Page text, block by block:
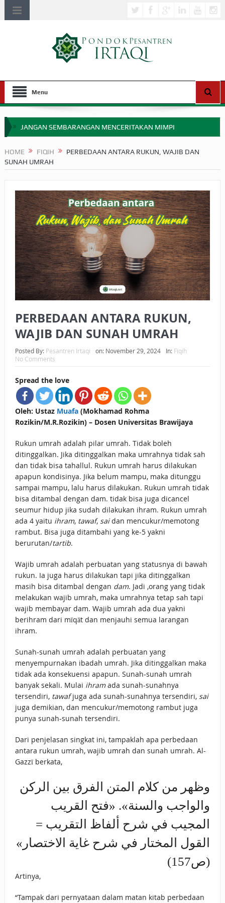
Menu
JANGAN SEMBARANGAN MENCERITAKAN MIMPI
MIMPI YANG DIABAIKAN MENJELANG PERANG BADAR
SEBELUM TIBA SAAT WAJIB?
HAKIKAT NIKMAT DI DUNIA!
BAGAIMANA CARA MEMBAYAR ZAKAT UANG?
UANG HARAM BISA MENJADI HALAL JIKA SEBAB
KEPEMILIKANNYA BERUBAH
ISTIDLAL BATIL VS ISTIDLAL SYAR’I
BAHASA CINTA KARENA ALLAH
HUKUM MEMBAYAR ZAKAT DENGAN CARA MENGANGSUR
HUKUM MEMBAYAR ZAKAT KEPADA KERABAT SENDIRI
HOME FIQIH
PERBEDAAN ANTARA RUKUN, WAJIB DAN
SUNAH UMRAH
PERBEDAAN ANTARA RUKUN,
WAJIB DAN SUNAH UMRAH
Posted By: Pesantren Irtaqi on: November 29, 2024 In: Fiqih
No Comments
Spread the love
Oleh: Ustaz Muafa(Mokhamad Rohma
Rozikin/M.R.Rozikin) – Dosen Universitas Brawijaya
Rukun umrah adalah pilar umrah. Tidak boleh
ditinggalkan. Jika ditinggalkan maka umrahnya tidak sah
dan tidak bisa tahallul. Rukun umrah harus dilakukan
apapun kondisinya. Jika belum mampu, maka ditunggu
sampai mampu, lalu harus dilakukan. Rukun umrah tidak
bisa ditambal dengan dam. tidak bisa juga dicancel
seumur hidup jika sudah dilakukan ihram. Rukun umrah
ada 4 yaitu ihram, tawaf, saidan mencukur/memotong
rambut. Bisa juga ditambahi yang ke-5 yakni
berurutan/tartib.
Wajib umrah adalah perbuatan yang statusnya di bawah
rukun. Ia juga harus dilakukan tapi jika ditinggalkan
masih bisa ditambal dengan dam. Jadi ,orang yang tidak
melakukan wajib umrah, maka umrahnya tetap sah tapi
wajib membayar dam. Wajib umrah ada dua yakni
berihram dari mīqāt dan menjauhi semua larangan
ihram.
Sunah-sunah umrah adalah perbuatan yang
menyempurnakan ibadah umrah. Jika ditinggalkan maka
tidak ada konsekuensi apapun. Sunah-sunah umrah
banyak sekali. Mulai ihramada sunah-sunahnya
tersendiri, tawafjuga ada sunah-sunahnya tersendiri, sai
juga demikian, dan mencukur/memotong rambut juga
punya sunah-sunah tersendiri.
Dari penjelasan singkat ini, tampaklah apa perbedaan
antara rukun umrah, wajib umrah dan sunah umrah. Al-
Gazzī berkata,
وظهر من كلام المتن الفرق بين الركن
والواجب والسنة». «فتح القريب
المجيب في شرح ألفاظ التقريب =
القول المختار في شرح غاية الاختصار»
(ص157)
Artinya,
“Tampak dari pernyataan dalam matan kitab perbedaan